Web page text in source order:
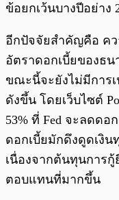
ข้อยกเว้นบางปีอย่าง
อีกปัจจัยสำคัญคือ คว
อัตราดอกเบี้ยของธน
ขณะนี้จะยังไม่มีการ
ดังขึ้น โดยเว็บไซต์
53% ที่ Fed จะลดดอ
ดอกเบี้ยมักดึงดูดเงิน
เนื่องจากต้นทุนการ
ตอบแทนที่มากขึ้น